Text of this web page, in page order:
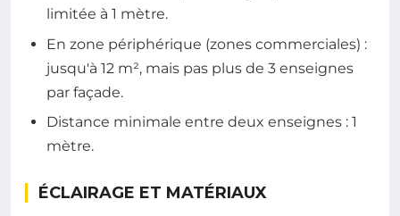
limitée à 1 mètre.
En zone périphérique (zones commerciales) :
jusqu'à 12 m², mais pas plus de 3 enseignes
par façade.
Distance minimale entre deux enseignes : 1
mètre.
ÉCLAIRAGE ET MATÉRIAUX